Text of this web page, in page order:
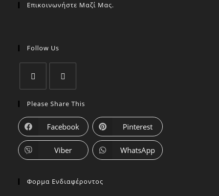
Επικοινωνήστε Μαζί Μας.
Follow Us
Please Share This
Facebook Pinterest
Viber WhatsApp
Φορμα Ενδιαφέροντος